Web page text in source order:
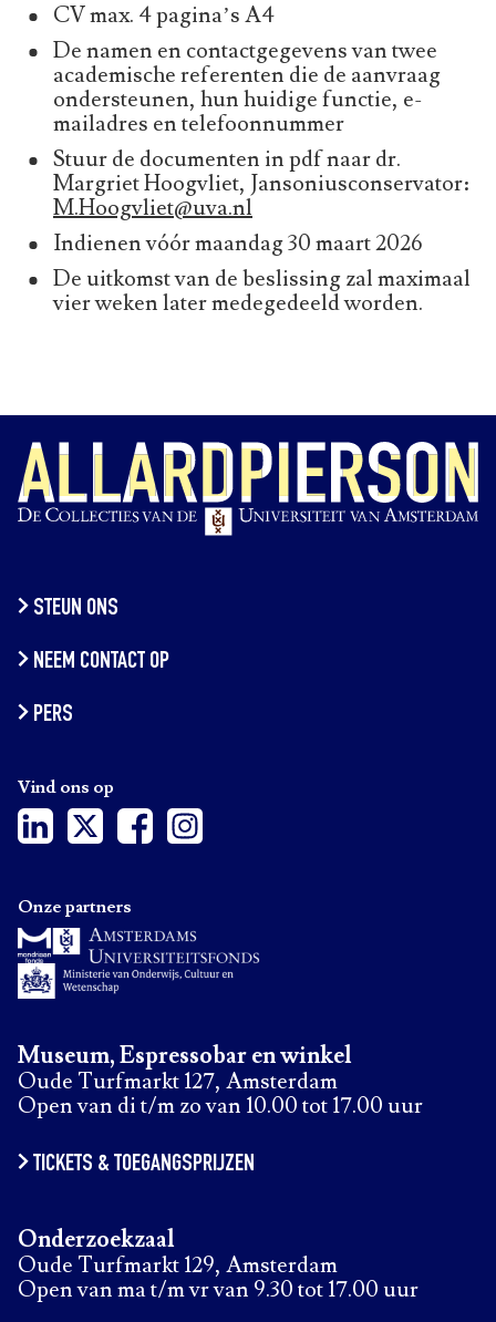
CV max. 4 pagina’s A4
De namen en contactgegevens van twee
academische referenten die de aanvraag
ondersteunen, hun huidige functie, e-
mailadres en telefoonnummer
Stuur de documenten in pdf naar dr.
Margriet Hoogvliet, Jansoniusconservator:
M.Hoogvliet@uva.nl
Indienen vóór maandag 30 maart 2026
De uitkomst van de beslissing zal maximaal
vier weken later medegedeeld worden.
STEUN ONS
NEEM CONTACT OP
PERS
Vind ons op
Museum, Espressobar en winkel
Oude Turfmarkt 127, Amsterdam
Open van di t/m zo van 10.00 tot 17.00 uur
TICKETS & TOEGANGSPRIJZEN
Onderzoekzaal
Oude Turfmarkt 129, Amsterdam
Open van ma t/m vr van 9.30 tot 17.00 uur
Onze partners